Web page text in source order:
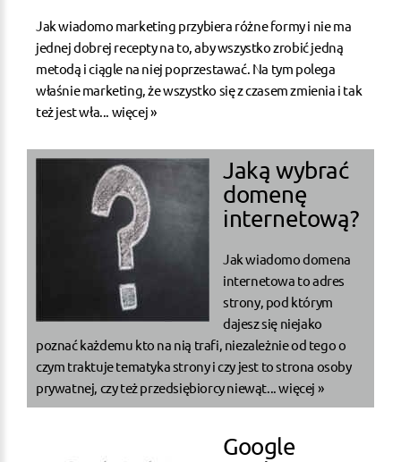
Jak wiadomo marketing przybiera różne formy i nie ma
jednej dobrej recepty na to, aby wszystko zrobić jedną
metodą i ciągle na niej poprzestawać. Na tym polega
właśnie marketing, że wszystko się z czasem zmienia i tak
też jest wła... więcej »
Jaką wybrać
domenę
internetową?
Jak wiadomo domena
internetowa to adres
strony, pod którym
dajesz się niejako
poznać każdemu kto na nią trafi, niezależnie od tego o
czym traktuje tematyka strony i czy jest to strona osoby
prywatnej, czy też przedsiębiorcy niewąt...więcej »
Google